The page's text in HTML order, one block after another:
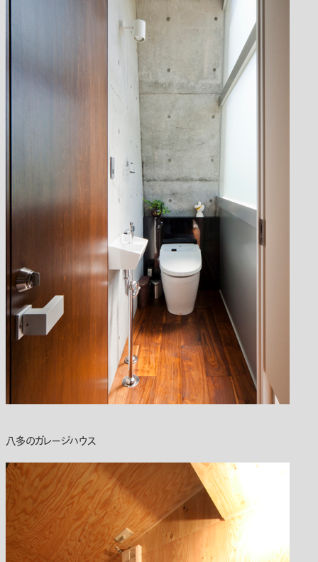
八多のガレージハウス